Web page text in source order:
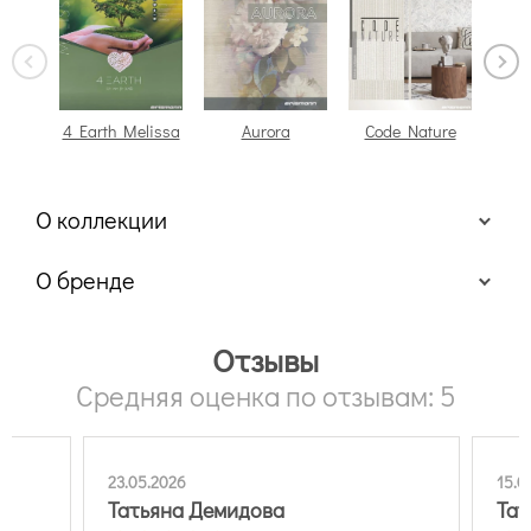
4 Earth Melissa Aurora Code Nature
О коллекции
О бренде
Отзывы
Средняя оценка по отзывам: 5
15.05.2026
Татьяна Петрова